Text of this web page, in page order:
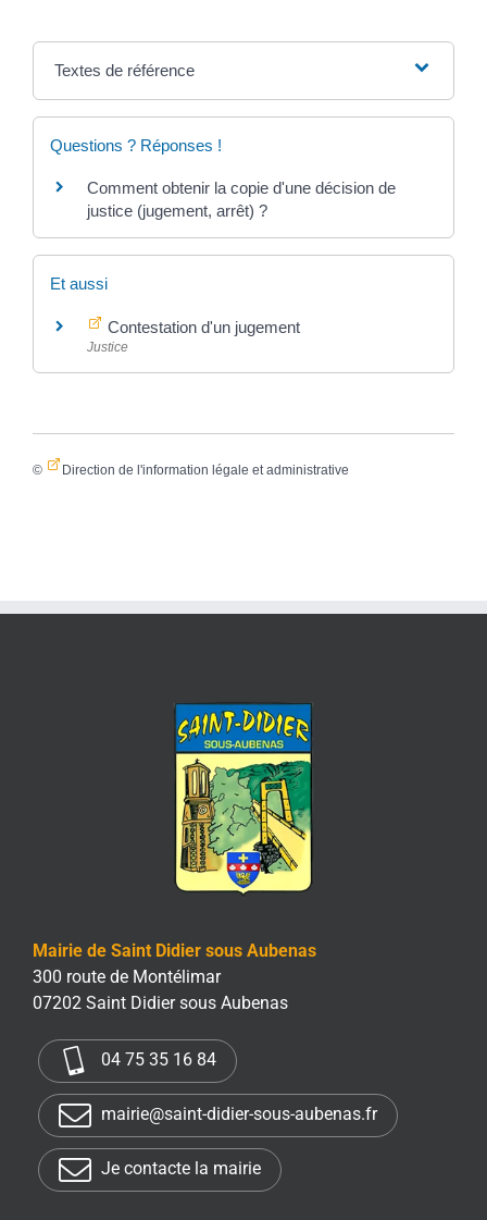
Textes de référence
Questions ? Réponses !
Comment obtenir la copie d'une décision de
justice (jugement, arrêt) ?
Et aussi
Contestation d'un jugement
Justice
© Direction de l'information légale et administrative
Mairie de Saint Didier sous Aubenas
300 route de Montélimar
07202 Saint Didier sous Aubenas
04 75 35 16 84
mairie@saint-didier-sous-aubenas.fr
Je contacte la mairie